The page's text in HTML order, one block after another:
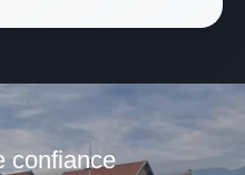
confiance